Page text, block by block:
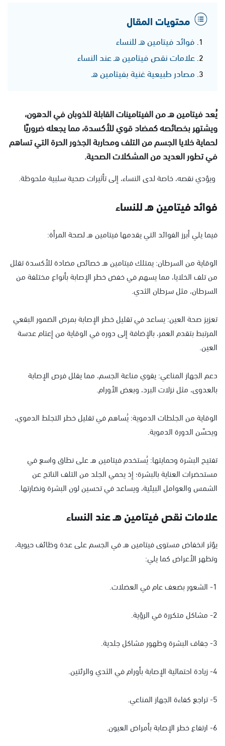
محتويات المقال
فوائد فيتامين هـ للنساء
علامات نقص فيتامين هـ عند النساء
مصادر طبيعية غنية بفيتامين هـ
يُعد فيتامين هـ من الفيتامينات القابلة للذوبان في الدهون،
ويشتهر بخصائصه كمضاد قوي للأكسدة، مما يجعله ضروريًا
لحماية خلايا الجسم من التلف ومحاربة الجذور الحرة التي تساهم
في تطور العديد من المشكلات الصحية.
ويؤدي نقصه، خاصة لدى النساء، إلى تأثيرات صحية سلبية ملحوظة.
فوائد فيتامين هـ للنساء
فيما يلي أبرز الفوائد التي يقدمها فيتامين هـ لصحة المرأة:
الوقاية من السرطان: يمتلك فيتامين هـ خصائص مضادة للأكسدة تقلل
من تلف الخلايا، مما يسهم في خفض خطر الإصابة بأنواع مختلفة من
السرطان، مثل سرطان الثدي.
تعزيز صحة العين: يساعد في تقليل خطر الإصابة بمرض الضمور البقعي
المرتبط بتقدم العمر، بالإضافة إلى دوره في الوقاية من إعتام عدسة
العين.
دعم الجهاز المناعي: يقوي مناعة الجسم، مما يقلل فرص الإصابة
بالعدوى، مثل نزلات البرد، وبعض الأورام.
الوقاية من الجلطات الدموية: يُساهم في تقليل خطر التجلط الدموي،
ويحسّن الدورة الدموية.
تفتيح البشرة وحمايتها: يُستخدم فيتامين هـ على نطاق واسع في
مستحضرات العناية بالبشرة؛ إذ يحمي الجلد من التلف الناتج عن
الشمس والعوامل البيئية، ويساعد في تحسين لون البشرة ونضارتها.
علامات نقص فيتامين هـ عند النساء
يؤثر انخفاض مستوى فيتامين هـ في الجسم على عدة وظائف حيوية،
وتظهر الأعراض كما يلي:
1- الشعور بضعف عام في العضلات.
2- مشاكل متكررة في الرؤية.
3- جفاف البشرة وظهور مشاكل جلدية.
4- زيادة احتمالية الإصابة بأورام في الثدي والرئتين.
5- تراجع كفاءة الجهاز المناعي.
6- ارتفاع خطر الإصابة بأمراض العيون.